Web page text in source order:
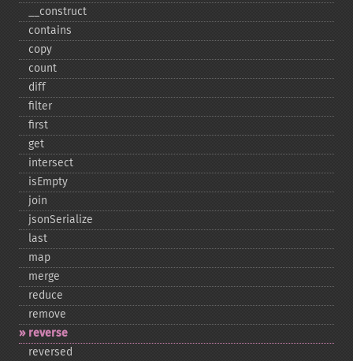
_​_​construct
contains
copy
count
diff
filter
first
get
intersect
isEmpty
join
jsonSerialize
last
map
merge
reduce
remove
reverse
reversed